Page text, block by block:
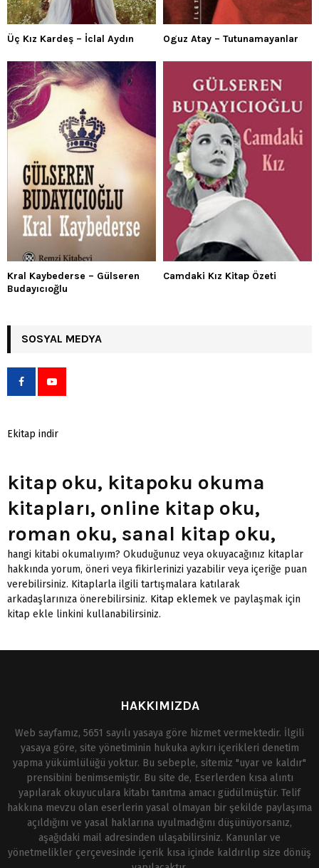
Üç Kız Kardeş – İclal Aydın Oguz Atay – Tutunamayanlar
Kral Kaybederse – Gülseren
Budayıcıoğlu
Camdaki Kız Kitap Özeti
SOSYAL MEDYA
Ekitap indir
kitap oku, kitapoku okuma
kitapları, online kitap oku,
roman oku, sanal kitap oku,
hangi kitabi okumalıyım? Okuduğunuz veya okuyacağınız kitaplar
hakkında yorum, öneri veya fikirlerinizi yazabilir veya içeriğe puan
verebilirsiniz. Kitaplarla ilgili tartışmalara katılarak
arkadaşlarınıza önerebilirsiniz. Kitap eklemek ve paylaşmak için
kitap ekle linkini kullanabilirsiniz.
HAKKIMIZDA
Web sayfamız, 5651 sayılı yasaya göre hizmet vermektedir. İlgili
yasaya göre, site yönetiminin hukuka aykırı içerikleri denetim
yapma yükümlülüğü yoktur. Bu sebeple, sitemiz "uyar ve kaldır"
prensibini benimsemiştir. Bu site de, Eserlerden kısa alıntı
yapılarak okuyuculara kitabı tanıtma amacı güdülmüştür. Telif
hakkına mevzu olan eserlerin yasal olmayan bir şekilde paylaşıma
açıldığını ve yasal haklarına uyulmadığını düşünüyorsanız,
aşağıdaki mail adresinden ulaşabilirsiniz. Kanunlar ve
yönetmelikler çerçevesinde içerik kısa içinde kaldırılıp size dönüş